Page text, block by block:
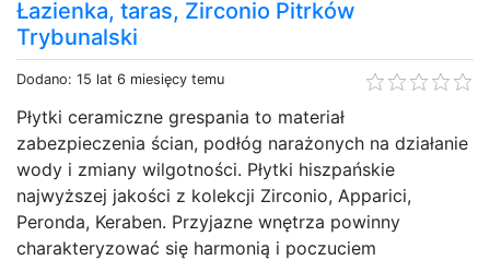
Łazienka, taras, Zirconio Pitrków
Trybunalski
Dodano: 15 lat 6 miesięcy temu
Płytki ceramiczne grespania to materiał
zabezpieczenia ścian, podłóg narażonych na działanie
wody i zmiany wilgotności. Płytki hiszpańskie
najwyższej jakości z kolekcji Zirconio, Apparici,
Peronda, Keraben. Przyjazne wnętrza powinny
charakteryzować się harmonią i poczuciem